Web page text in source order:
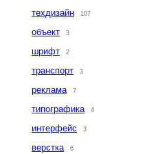
техдизайн 107
объект 3
шрифт 2
транспорт 3
реклама 7
типографика 4
интерфейс 3
верстка 6